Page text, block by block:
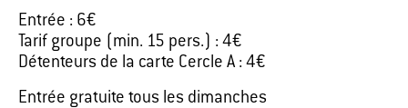
Entrée : 6€
Tarif groupe (min. 15 pers.) : 4€
Détenteurs de la carte Cercle A : 4€
Entrée gratuite tous les dimanches